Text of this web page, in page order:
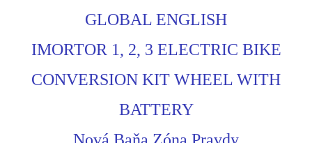
GLOBAL ENGLISH
IMORTOR 1, 2, 3 ELECTRIC BIKE
CONVERSION KIT WHEEL WITH
BATTERY